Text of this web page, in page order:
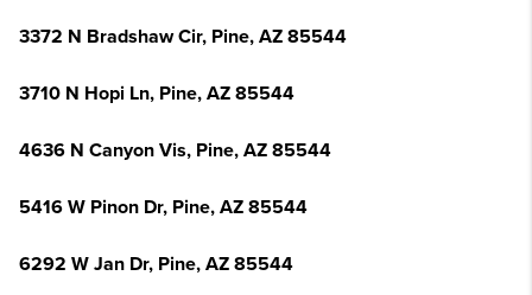
3372 N Bradshaw Cir, Pine, AZ 85544
3710 N Hopi Ln, Pine, AZ 85544
4636 N Canyon Vis, Pine, AZ 85544
5416 W Pinon Dr, Pine, AZ 85544
6292 W Jan Dr, Pine, AZ 85544